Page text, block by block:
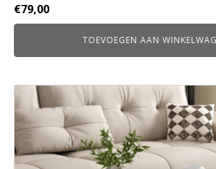
€79,00
TOEVOEGEN AAN